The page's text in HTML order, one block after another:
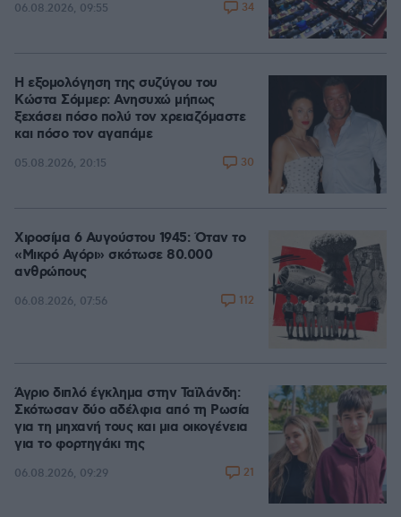
06.08.2026, 09:55 34
Η εξομολόγηση της συζύγου του
Κώστα Σόμμερ: Ανησυχώ μήπως
ξεχάσει πόσο πολύ τον χρειαζόμαστε
και πόσο τον αγαπάμε
05.08.2026, 20:15 30
Χιροσίμα 6 Αυγούστου 1945: Όταν το
«Μικρό Αγόρι» σκότωσε 80.000
ανθρώπους
06.08.2026, 07:56 112
Άγριο διπλό έγκλημα στην Ταϊλάνδη:
Σκότωσαν δύο αδέλφια από τη Ρωσία
για τη μηχανή τους και μια οικογένεια
για το φορτηγάκι της
06.08.2026, 09:29 21